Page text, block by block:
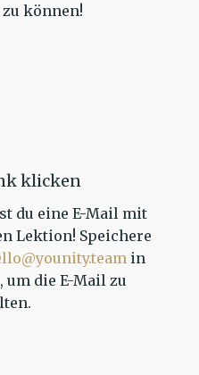
können!
klicken
du eine E-Mail mit
Lektion! Speichere
in
die E-Mail zu